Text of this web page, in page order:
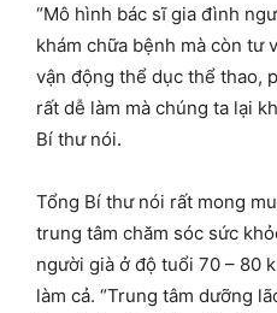
“Mô hình bác sĩ gia đình
khám chữa bệnh mà còn tư
vận động thể dục thể thao,
rất dễ làm mà chúng ta lại
Bí thư nói.
Tổng Bí thư nói rất mong
trung tâm chăm sóc sức
người già ở độ tuổi 70 – 80
làm cả. “Trung tâm dưỡng